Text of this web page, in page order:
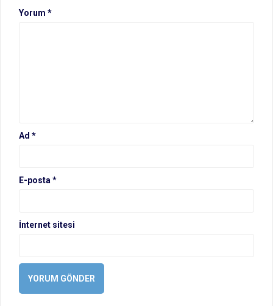
Yorum *
Ad *
E-posta *
İnternet sitesi